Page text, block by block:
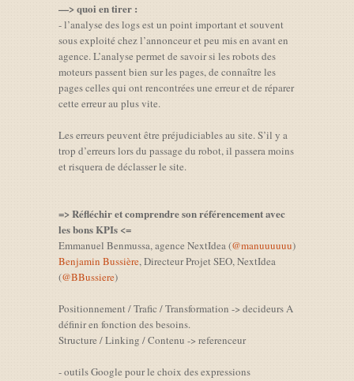
—> quoi en tirer :
- l’analyse des logs est un point important et souvent
sous exploité chez l’annonceur et peu mis en avant en
agence. L’analyse permet de savoir si les robots des
moteurs passent bien sur les pages, de connaître les
pages celles qui ont rencontrées une erreur et de réparer
cette erreur au plus vite.
Les erreurs peuvent être préjudiciables au site. S’il y a
trop d’erreurs lors du passage du robot, il passera moins
et risquera de déclasser le site.
=> Réfléchir et comprendre son référencement avec
les bons KPIs <=
Emmanuel Benmussa, agence NextIdea (@manuuuuuu)
Benjamin Bussière, Directeur Projet SEO, NextIdea
(@BBussiere)
Positionnement / Trafic / Transformation -> decideurs A
définir en fonction des besoins.
Structure / Linking / Contenu -> referenceur
- outils Google pour le choix des expressions